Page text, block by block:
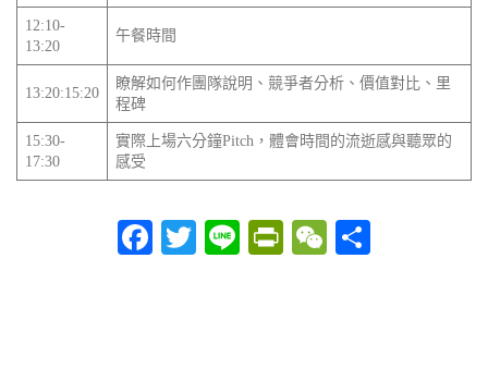
12:10-
13:20
午餐時間
13:20:15:20
瞭解如何作團隊說明、競爭者分析、價值對比、里
程碑
15:30-
17:30
實際上場六分鐘Pitch，體會時間的流逝感與聽眾的
感受
Facebook
Twitter
LinePrintFriendly
WeChat